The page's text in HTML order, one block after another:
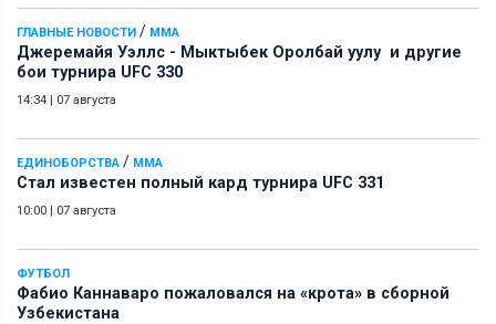
ГЛАВНЫЕ НОВОСТИ / ММА
Джеремайя Уэллс - Мыктыбек Оролбай уулу и другие
бои турнира UFC 330
14:34 | 07 августа
ЕДИНОБОРСТВА / ММА
Стал известен полный кард турнира UFC 331
10:00 | 07 августа
ФУТБОЛ
Фабио Каннаваро пожаловался на «крота» в сборной
Узбекистана